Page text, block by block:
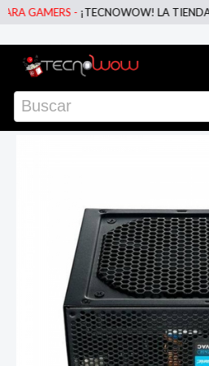
GAMERS -¡TECNOWOW! LA TIENDA EN